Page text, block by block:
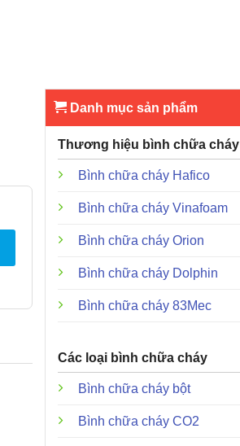
Danh mục sản phẩm
Thương hiệu bình chữa cháy
Bình chữa cháy Hafico
Bình chữa cháy Vinafoam
Bình chữa cháy Orion
Bình chữa cháy Dolphin
Bình chữa cháy 83Mec
Các loại bình chữa cháy
Bình chữa cháy bột
Bình chữa cháy CO2